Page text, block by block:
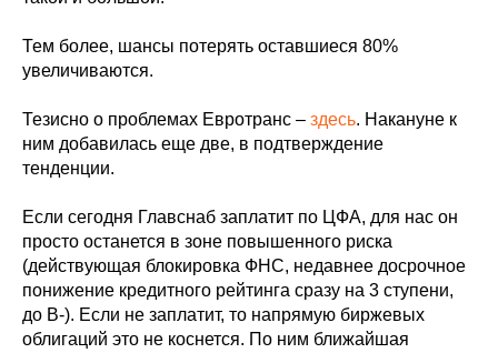
Тем более, шансы потерять оставшиеся 80%
увеличиваются.
Тезисно о проблемах Евротранс – здесь. Накануне к
ним добавилась еще две, в подтверждение
тенденции.
Если сегодня Главснаб заплатит по ЦФА, для нас он
просто останется в зоне повышенного риска
(действующая блокировка ФНС, недавнее досрочное
понижение кредитного рейтинга сразу на 3 ступени,
до B-). Если не заплатит, то напрямую биржевых
облигаций это не коснется. По ним ближайшая